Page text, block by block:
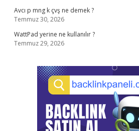
Avcı p mng k çvş ne demek ?
Temmuz 30, 2026
WattPad yerine ne kullanılır ?
Temmuz 29, 2026